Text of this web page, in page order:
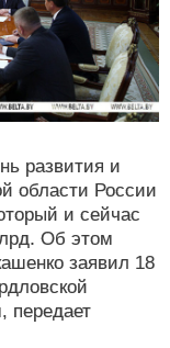
развития и
области России
и сейчас
Об этом
заявил 18
передает